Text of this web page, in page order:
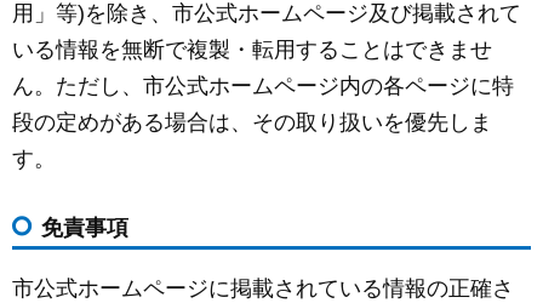
用」等)を除き、市公式ホームページ及び掲載されて
いる情報を無断で複製・転用することはできませ
ん。ただし、市公式ホームページ内の各ページに特
段の定めがある場合は、その取り扱いを優先しま
す。
免責事項
市公式ホームページに掲載されている情報の正確さ